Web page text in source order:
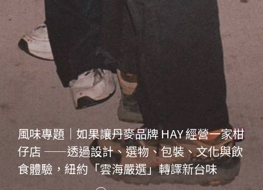
風味專題｜如果讓丹麥品牌 HAY 經營一家柑
仔店 ——透過設計、選物、包裝、文化與飲
食體驗，紐約「雲海嚴選」轉譯新台味